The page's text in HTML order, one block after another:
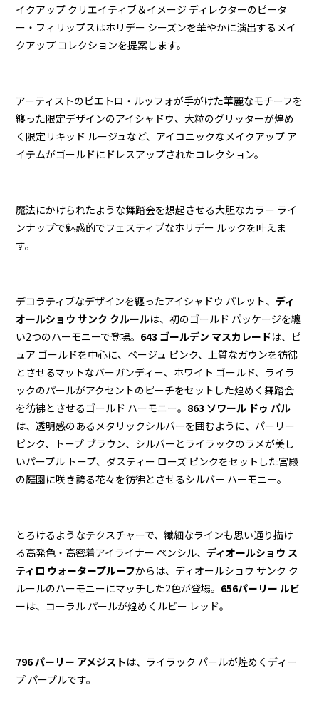
イクアップ クリエイティブ＆イメージ ディレクターのピータ
ー・フィリップスはホリデー シーズンを華やかに演出するメイ
クアップ コレクションを提案します。
アーティストのピエトロ・ルッフォが手がけた華麗なモチーフを
纏った限定デザインのアイシャドウ、大粒のグリッターが煌め
く限定リキッド ルージュなど、アイコニックなメイクアップ ア
イテムがゴールドにドレスアップされたコレクション。
魔法にかけられたような舞踏会を想起させる大胆なカラー ライ
ンナップで魅惑的でフェスティブなホリデー ルックを叶えま
す。
デコラティブなデザインを纏ったアイシャドウ パレット、ディ
オールショウ サンク クルールは、初のゴールド パッケージを纏
い2つのハーモニーで登場。 643 ゴールデン マスカレードは、ピ
ュア ゴールドを中心に、ベージュ ピンク、上質なガウンを彷彿
とさせるマットなバーガンディー、ホワイト ゴールド、ライラ
ックのパールがアクセントのピーチをセットした煌めく舞踏会
を彷彿とさせるゴールド ハーモニー。 863 ソワール ドゥ バル
は、透明感のあるメタリックシルバーを囲むように、パーリー
ピンク、トープ ブラウン、シルバーとライラックのラメが美し
いパープル トープ、ダスティー ローズ ピンクをセットした宮殿
の庭園に咲き誇る花々を彷彿とさせるシルバー ハーモニー。
とろけるようなテクスチャーで、繊細なラインも思い通り描け
る高発色・高密着アイライナー ペンシル、ディオールショウ ス
ティロ ウォータープルーフからは、ディオールショウ サンク ク
ルールのハーモニーにマッチした2色が登場。 656パーリー ルビ
ーは、コーラル パールが煌めくルビー レッド。
796 パーリー アメジストは、ライラック パールが煌めくディー
プ パープルです。